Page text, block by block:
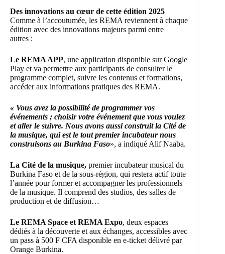
Des innovations au cœur de cette édition 2025
Comme à l’accoutumée, les REMA reviennent à chaque
édition avec des innovations majeurs parmi entre
autres :
Le REMA APP, une application disponible sur Google
Play et va permettre aux participants de consulter le
programme complet, suivre les contenus et formations,
accéder aux informations pratiques des REMA.
« Vous avez la possibilité de programmer vos
événements ; choisir votre événement que vous voulez
et aller le suivre. Nous avons aussi construit la Cité de
la musique, qui est le tout premier incubateur nous
construisons au Burkina Faso», a indiqué Alif Naaba.
La Cité de la musique, premier incubateur musical du
Burkina Faso et de la sous-région, qui restera actif toute
l’année pour former et accompagner les professionnels
de la musique. Il comprend des studios, des salles de
production et de diffusion…
Le REMA Space et REMA Expo, deux espaces
dédiés à la découverte et aux échanges, accessibles avec
un pass à 500 F CFA disponible en e-ticket délivré par
Orange Burkina.